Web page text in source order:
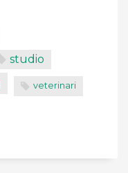
studio
veterinari